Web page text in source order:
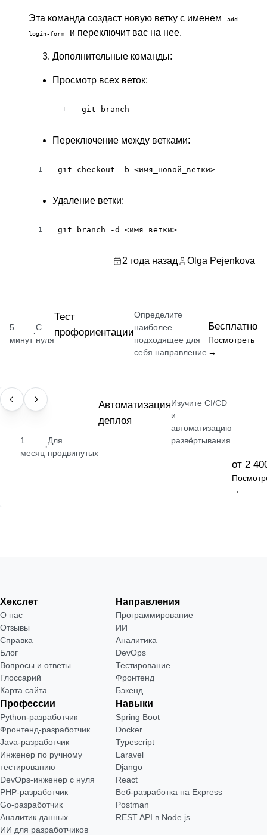
Эта команда создаст новую ветку с именем
add-
login-form
и переключит вас на нее.
Дополнительные команды:
Просмотр всех веток:
1 git branch
Переключение между ветками:
1 git checkout -b <имя_новой_ветки>
Удаление ветки:
1 git branch -d <имя_ветки>
2 года назад Olga Pejenkova
5
минут
·
С
нуля
Тест
профориентации
Определите
наиболее
подходящее для
себя направление
Бесплатно
Посмотреть
→
НАВЫК
1
месяц
·
Для
продвинутых
Автоматизация
деплоя
Изучите CI/CD
и
автоматизацию
развёртывания
от 2
→
Хекслет
О нас
Отзывы
Справка
Блог
Вопросы и ответы
Глоссарий
Карта сайта
Направления
Программирование
ИИ
Аналитика
DevOps
Тестирование
Фронтенд
Бэкенд
Профессии
Python-разработчик
Фронтенд-разработчик
Java-разработчик
Инженер по ручному
тестированию
DevOps-инженер с нуля
РНР-разработчик
Go-разработчик
Аналитик данных
ИИ для разработчиков
Навыки
Spring Boot
Docker
Typescript
Laravel
Django
React
Веб-разработка на Express
Postman
REST API в Node.js